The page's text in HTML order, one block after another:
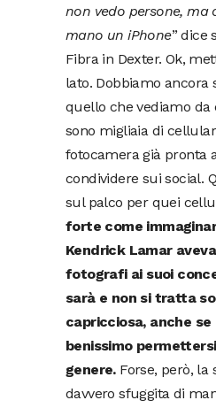
non vedo persone, ma
mano un iPhone” dice
Fibra in Dexter. Ok,
lato. Dobbiamo ancora
quello che vediamo
sono migliaia di
fotocamera già pronta
condividere sui social.
sul palco per quei
forte come
Kendrick Lamar
fotografi ai suoi
sarà e non si tratta
capricciosa, anche
benissimo
genere.Forse, però, la
davvero sfuggita di